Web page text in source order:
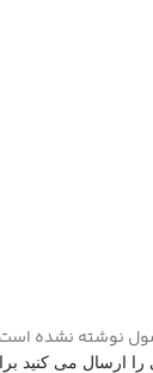
نوشته نشده
را ارسال می کنید